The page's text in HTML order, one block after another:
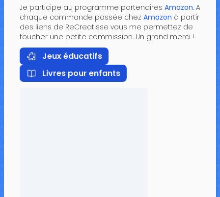
Je participe au programme partenaires Amazon. A
chaque commande passée chez Amazon à partir
des liens de ReCreatisse vous me permettez de
toucher une petite commission. Un grand merci !
Jeux éducatifs
Livres pour enfants